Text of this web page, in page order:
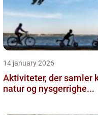
14 january 2026
Aktiviteter, der samler
natur og nysgerrighe...